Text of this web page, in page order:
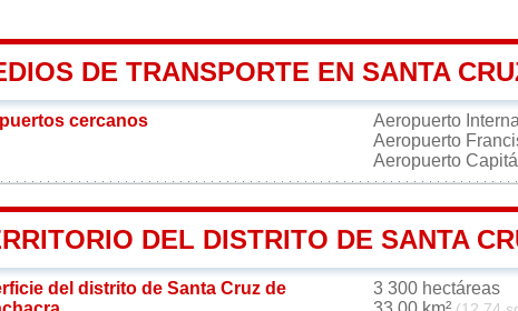
DE TRANSPORTE EN SANTA
cercanos Aeropuerto
Aeropuerto
Aeropuerto
DEL DISTRITO DE SANTA
del distrito de Santa Cruz de
3 300 hectáreas